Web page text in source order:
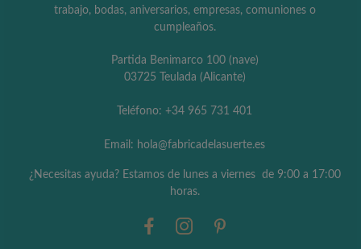
trabajo, bodas, aniversarios, empresas, comuniones o
cumpleaños.
Partida Benimarco 100 (nave)
03725 Teulada (Alicante)
Teléfono: +34 965 731 401
Email: hola@fabricadelasuerte.es
¿Necesitas ayuda? Estamos de lunes a viernes de 9:00 a 17:00
horas.